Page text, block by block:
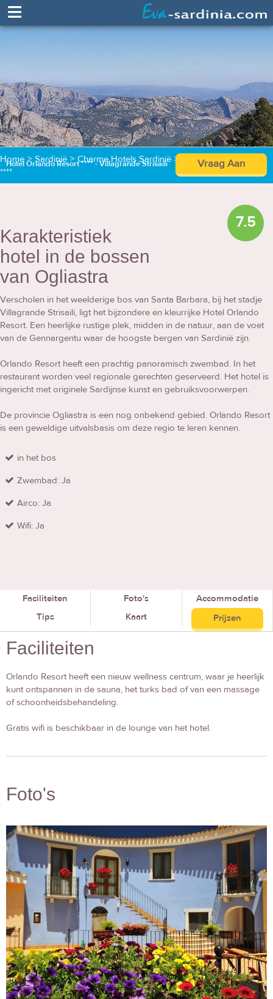
≡
Home > Sardinië > Charme Hotels Sardinië >
Hotel Orlando Resort
****
Hotel Orlando Resort **** - Villagrande Strisaili Vraag Aan
7.5
Karakteristiek
hotel in de bossen
van Ogliastra
Verscholen in het weelderige bos van Santa Barbara, bij het stadje
Villagrande Strisaili, ligt het bijzondere en kleurrijke Hotel Orlando
Resort. Een heerlijke rustige plek, midden in de natuur, aan de voet
van de Gennargentu waar de hoogste bergen van Sardinië zijn.
Orlando Resort heeft een prachtig panoramisch zwembad. In het
restaurant worden veel regionale gerechten geserveerd. Het hotel is
ingericht met originele Sardijnse kunst en gebruiksvoorwerpen.
De provincie Ogliastra is een nog onbekend gebied. Orlando Resort
is een geweldige uitvalsbasis om deze regio te leren kennen.
in het bos
Zwembad: Ja
Airco: Ja
Wifi: Ja
Faciliteiten Foto's
Accommodatie
Tips
Kaart Prijzen
Faciliteiten
Orlando Resort heeft een nieuw wellness centrum, waar je heerlijk
kunt ontspannen in de sauna, het turks bad of van een massage
of schoonheidsbehandeling.
Gratis wifi is beschikbaar in de lounge van het hotel.
Foto's